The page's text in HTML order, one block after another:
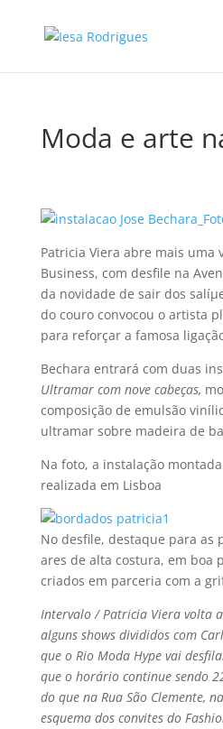
Moda e arte
Patricia Viera abre mais uma
Business, com desfile na
da novidade de sair dos
do couro convocou o artista
para reforçar a famosa
Bechara entrará com duas
Ultramar com nove cabeças,
composição de emulsão
ultramar sobre madeira de
Na foto, a instalação
realizada em Lisboa
No desfile, destaque para as
ares de alta costura, em boa
criados em parceria com a
Intervalo / Patricia Viera volta
alguns shows divididos com
que o Rio Moda Hype vai
que o horário continue sendo
do que na Rua São Clemente,
esquema dos convites do